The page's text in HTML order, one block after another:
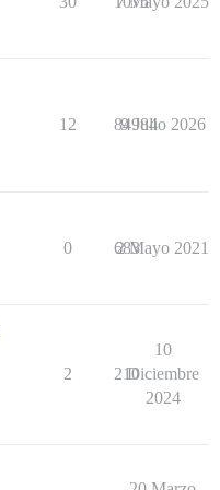
12 84984
9 Julio 2026
0 683
2 Mayo 2021
2 210
10
Diciembre
2024